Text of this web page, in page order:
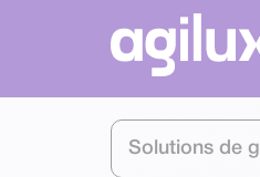
Solutions de